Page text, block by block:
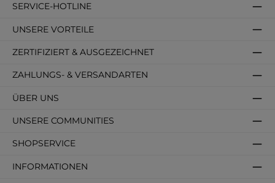
SERVICE-HOTLINE
SHOPSERVICE
INFORMATIONEN
ZAHLUNGS- & VERSANDARTEN
ÜBER UNS
ZERTIFIZIERT & AUSGEZEICHNET
UNSERE VORTEILE
UNSERE COMMUNITIES